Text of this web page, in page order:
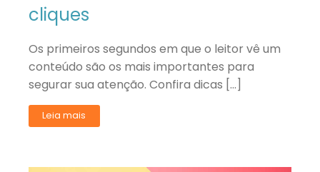
cliques
Os primeiros segundos em que o leitor vê um
conteúdo são os mais importantes para
segurar sua atenção. Confira dicas […]
Leia mais